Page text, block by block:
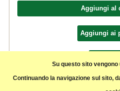
Su questo sito
Continuando la navigazione sul sito,
Aggiungi al
Aggiungi ai